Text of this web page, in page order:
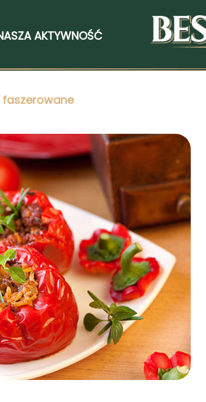
AKTYWNOŚĆ
faszerowane